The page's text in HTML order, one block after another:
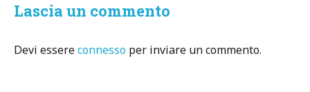
Lascia un commento
Devi essereconnesso per inviare un commento.